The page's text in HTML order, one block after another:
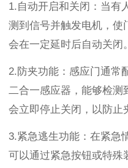
1.自动开启和关闭：当有
测到信号并触发电机，使
会在一定延时后自动关闭。
2. 防夹功能：感应门通常
二合一感应器，能够检测
会立即停止关闭，以防止
3.紧急逃生功能：在紧急
可以通过紧急按钮或特殊